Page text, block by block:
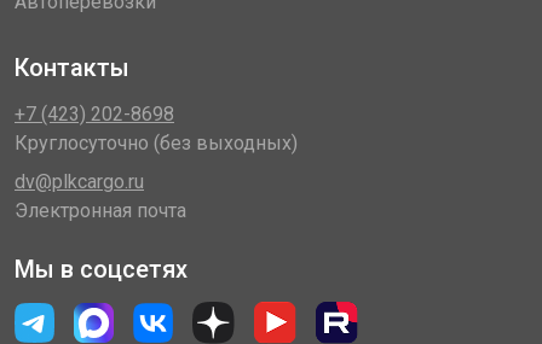
Контакты
+7 (423) 202-8698
Круглосуточно (без выходных)
dv@plkcargo.ru
Электронная почта
Мы в соцсетях